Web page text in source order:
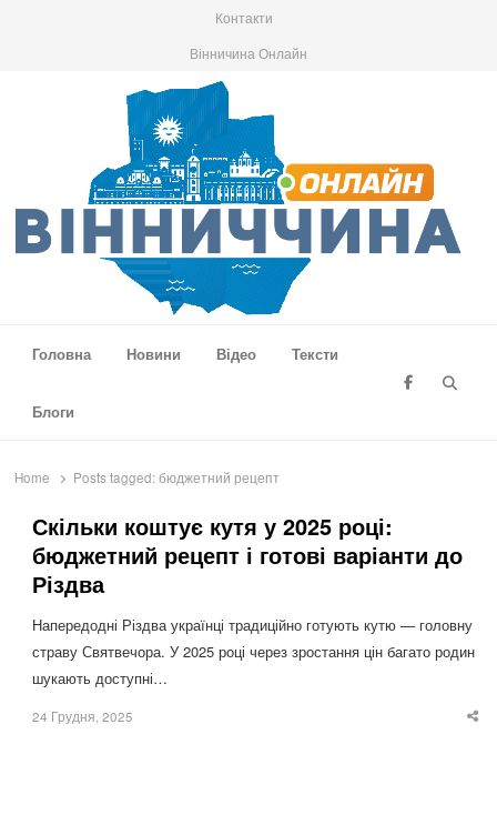
Контакти
Вінничина Онлайн
Головна
Новини Відео Тексти
Блоги
Home Posts tagged:бюджетний рецепт
Скільки коштує кутя у 2025 році:
бюджетний рецепт і готові варіанти до
Різдва
Напередодні Різдва українці традиційно готують кутю — головну
страву Святвечора. У 2025 році через зростання цін багато родин
шукають доступні…
24 Грудня, 2025